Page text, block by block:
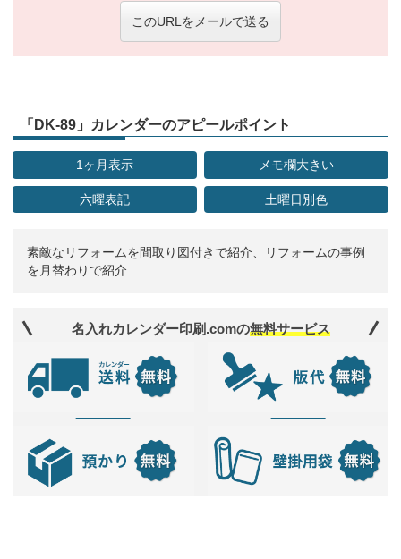
このURLをメールで送る
「DK-89」カレンダーのアピールポイント
1ヶ月表示 メモ欄大きい
六曜表記 土曜日別色
素敵なリフォームを間取り図付きで紹介、リフォームの事例
を月替わりで紹介
名入れカレンダー印刷.comの無料サービス